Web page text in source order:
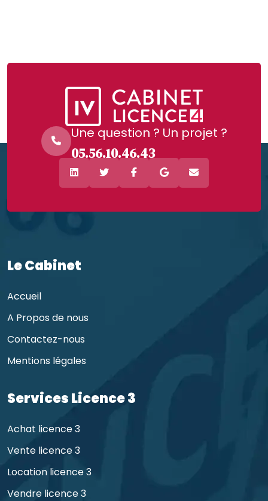
Une question ? Un projet ?
05.56.10.46.43
Le Cabinet
Accueil
A Propos de nous
Contactez-nous
Mentions légales
Services Licence 3
Achat licence 3
Vente licence 3
Location licence 3
Vendre licence 3